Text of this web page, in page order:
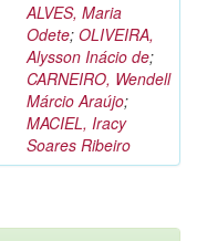
ALVES, Maria
Odete; OLIVEIRA,
Alysson Inácio de;
CARNEIRO, Wendell
Márcio Araújo;
MACIEL, Iracy
Soares Ribeiro